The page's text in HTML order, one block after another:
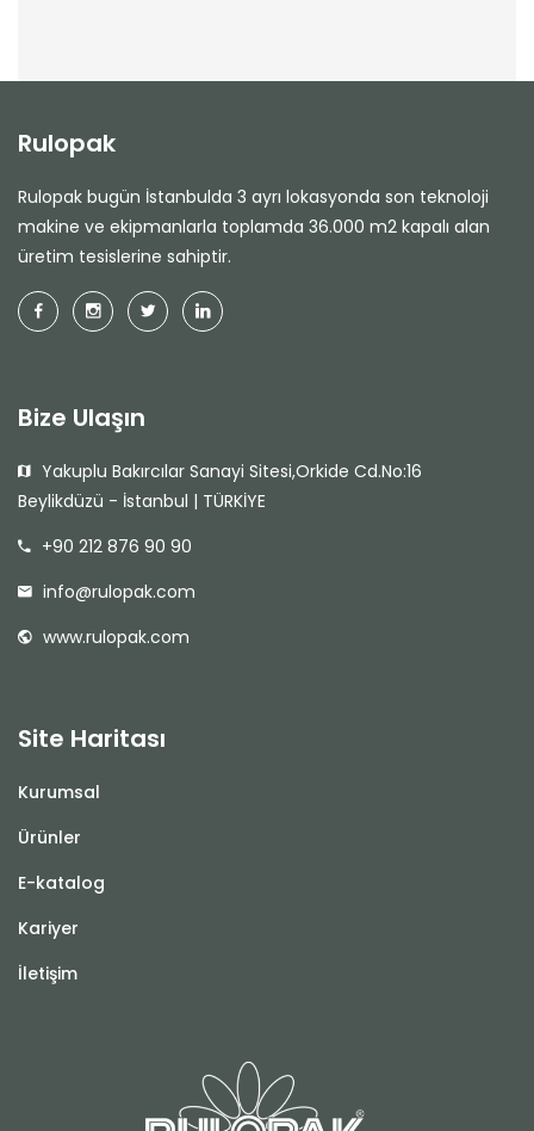
Rulopak
Rulopak bugün İstanbulda 3 ayrı lokasyonda son teknoloji
makine ve ekipmanlarla toplamda 36.000 m2 kapalı alan
üretim tesislerine sahiptir.
Bize Ulaşın
Yakuplu Bakırcılar Sanayi Sitesi,Orkide Cd.No:16
Beylikdüzü - İstanbul | TÜRKİYE
+90 212 876 90 90
info@rulopak.com
www.rulopak.com
Site Haritası
Kurumsal
Ürünler
E-katalog
Kariyer
İletişim